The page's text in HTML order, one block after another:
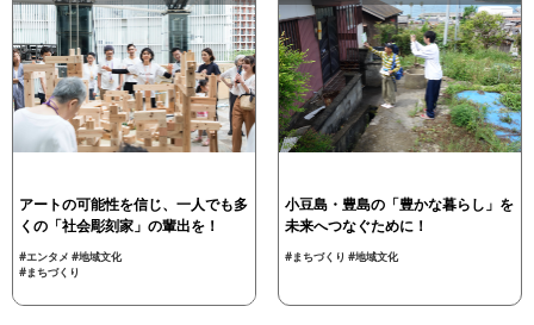
アートの可能性を信じ、一人でも多
くの「社会彫刻家」の輩出を！
#エンタメ #地域文化
#まちづくり
小豆島・豊島の「豊かな暮らし」を
未来へつなぐために！
#まちづくり #地域文化